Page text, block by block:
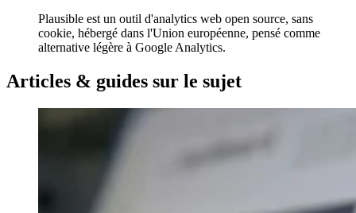
Plausible est un outil d'analytics web open source, sans
cookie, hébergé dans l'Union européenne, pensé comme
alternative légère à Google Analytics.
Articles & guides sur le sujet